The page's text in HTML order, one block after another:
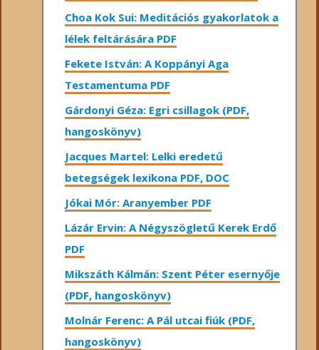
Choa Kok Sui: Meditációs gyakorlatok a
lélek feltárására PDF
Fekete István: A Koppányi Aga
Testamentuma PDF
Gárdonyi Géza: Egri csillagok (PDF,
hangoskönyv)
Jacques Martel: Lelki eredetű
betegségek lexikona PDF, DOC
Jókai Mór: Aranyember PDF
Lázár Ervin: A Négyszögletű Kerek Erdő
PDF
Mikszáth Kálmán: Szent Péter esernyője
(PDF, hangoskönyv)
Molnár Ferenc: A Pál utcai fiúk (PDF,
hangoskönyv)